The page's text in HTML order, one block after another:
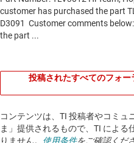
投稿されたすべてのフォ
コンテンツは、TI 投稿者やコミュ
ま」提供されるもので、TI による
りません。 使用条件をご確認くだ